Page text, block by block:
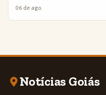
06 de ago.
Notícias Goiás